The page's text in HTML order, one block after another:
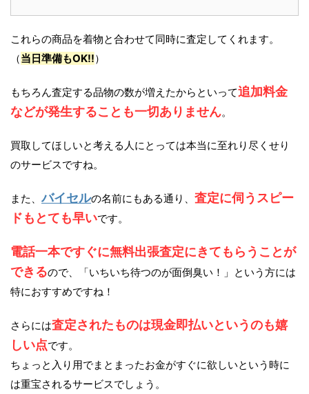
これらの商品を着物と合わせて同時に査定してくれます。
（当日準備もOK!!）
もちろん査定する品物の数が増えたからといって追加料金
などが発生することも一切ありません。
買取してほしいと考える人にとっては本当に至れり尽くせり
のサービスですね。
また、バイセルの名前にもある通り、 査定に伺うスピー
ドもとても早いです。
電話一本ですぐに無料出張査定にきてもらうことが
できるので、「いちいち待つのが面倒臭い！」という方には
特におすすめですね！
さらには査定されたものは現金即払いというのも嬉
しい点です。
ちょっと入り用でまとまったお金がすぐに欲しいという時に
は重宝されるサービスでしょう。